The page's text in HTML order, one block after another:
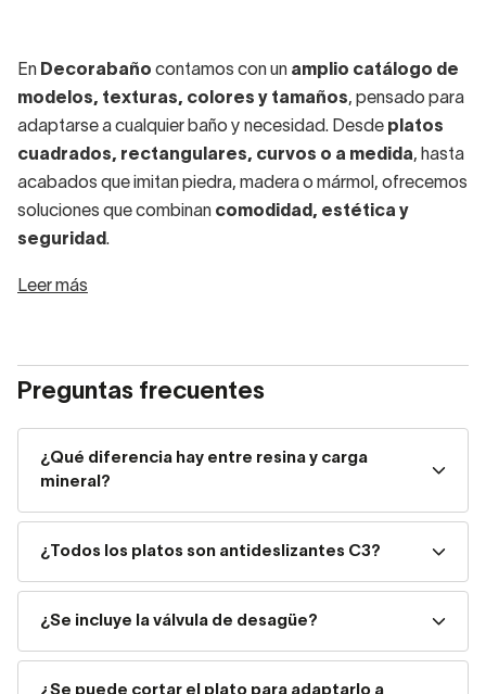
En Decorabaño contamos con un amplio catálogo de
modelos, texturas, colores y tamaños, pensado para
adaptarse a cualquier baño y necesidad. Desde platos
cuadrados, rectangulares, curvos o a medida, hasta
acabados que imitan piedra, madera o mármol, ofrecemos
soluciones que combinan comodidad, estética y
seguridad .
Por qué elegir un plato de
mineral
Fabricación nacional y control de calidad: cada
plato se somete a procesos rigurosos que
Leer más
Preguntas frecuentes
¿Qué diferencia hay entre resina y carga
mineral?
¿Todos los platos son antideslizantes C3?
¿Se incluye la válvula de desagüe?
¿Se puede cortar el plato para adaptarlo a